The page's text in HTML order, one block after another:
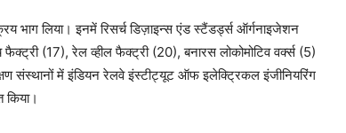
भाग लिया। इनमें रिसर्च डिज़ाइन्स एंड स्टैंडर्ड्स ऑर्गनाइजेशन
(17), रेल व्हील फैक्ट्री (20), बनारस लोकोमोटिव वर्क्स (5)
संस्थानों में इंडियन रेलवे इंस्टीट्यूट ऑफ इलेक्ट्रिकल इंजीनियरिंग
किया।